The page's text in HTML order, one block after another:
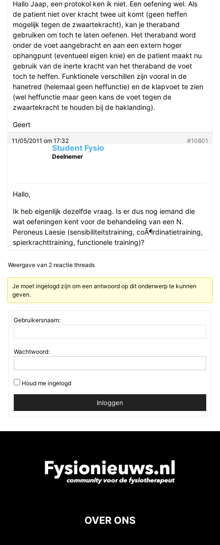
Hallo Jaap, een protokol ken ik niet. Een oefening wel. Als
de patient niet over kracht twee uit komt (geen heffen
mogelijk tegen de zwaartekracht), kan je theraband
gebruiken om toch te laten oefenen. Het theraband word
onder de voet aangebracht en aan een extern hoger
ophangpunt (eventueel eigen knie) en de patient maakt nu
gebruik van de inerte kracht van het theraband de voet
toch te heffen. Funktionele verschillen zijn vooral in de
hanetred (helemaal geen heffunctie) en de klapvoet te zien
(wel heffunctie maar geen kans de voet tegen de
zwaartekracht te houden bij de haklanding).
Geert
11/05/2011 om 17:32 #10801
Student Fysio
Deelnemer
Hallo,
Ik heb eigenlijk dezelfde vraag. Is er dus nog iemand die
wat oefeningen kent voor de behandeling van een N.
Peroneus Laesie (sensibiliteitstraining, coÃ¶rdinatietraining,
spierkrachttraining, functionele training)?
Weergave van 2 reactie threads
Je moet ingelogd zijn om een antwoord op dit onderwerp te kunnen
geven.
Gebruikersnaam:
Wachtwoord:
Houd me ingelogd
Inloggen
OVER ONS